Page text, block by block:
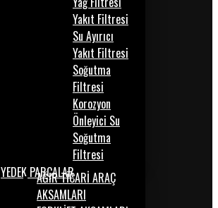
Yakıt Filtresi
Su Ayırıcı
Yakıt Filtresi
Soğutma
Filtresi
Korozyon
Önleyici Su
Soğutma
Filtresi
YEDEK PARÇALARAĞIR TİCARİ ARAÇ
AKSAMLARI